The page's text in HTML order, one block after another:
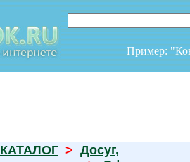
Пример:
КАТАЛОГ > Досуг,